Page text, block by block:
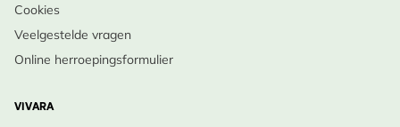
Cookies
Veelgestelde vragen
Online herroepingsformulier
VIVARA